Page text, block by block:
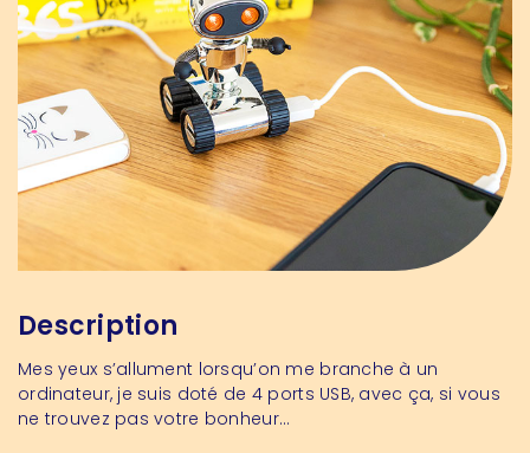
Description
Mes yeux s’allument lorsqu’on me branche à un
ordinateur, je suis doté de 4 ports USB, avec ça, si vous
ne trouvez pas votre bonheur…